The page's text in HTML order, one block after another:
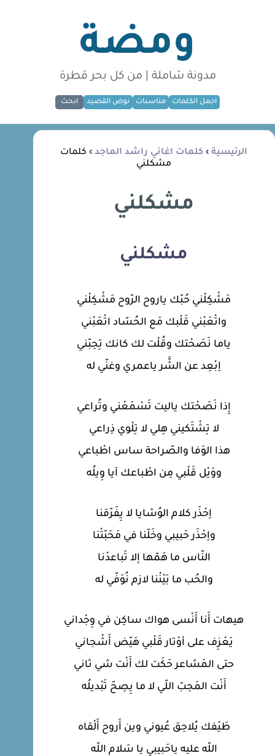
ومضة
مدونة شاملة | من كل بحر قطرة
اجمل الكلمات مناسبات نوض القصيد ابحث
الرئيسية› كلمات اغاني راشد الماجد› كلمات
مشكلني
مشكلني
مشكلني
مَشْكِلْني حُبّك ياروح الرّوح مَشْكِلْني
واتْعَبْني قَلْبك مَع الحُسّاد اتْعَبْني
ياما نَصَحْتك وقُلْت لك كانك تِحِبّني
اِبْعِد عن الشَّر ياعمري وغنّي له
إِذا نَصَحْتك ياليت تَسْمَعْني وتُراعي
لا تِشْتَكيني هِلي لا تِلْوي ذِراعي
هذا الوَفا والصّراحة ساس اطْباعي
ووَيْل قَلْبي مِن اطْباعك آيا وِيلُه
اِحْذَر كلام الوُشايا لا يِفَرّقنا
واِحْذَر حَبيبي وخَلّنا في مَحَبّتْنا
النّاس ما هَمّها إلا تَباعدْنا
والحُب ما بَيْنْنا لازم نُوَفّي له
هيهات أَنا أَنْسى هواك ساكِن في وِجْداني
يَعْزِف على أوْتار قَلْبي هَيّض أَشْجاني
حتى المَشاعر حَكَت لك أَنْت شي ثاني
أَنْت المَحِبّ اللّي لا ما يِصِحّ تَبْديلُه
طَيْفك يُلاحِق عُيوني وين أَروح أَلْقاه
اللّه عليه ياحَبيبي يا سَلام اللّه